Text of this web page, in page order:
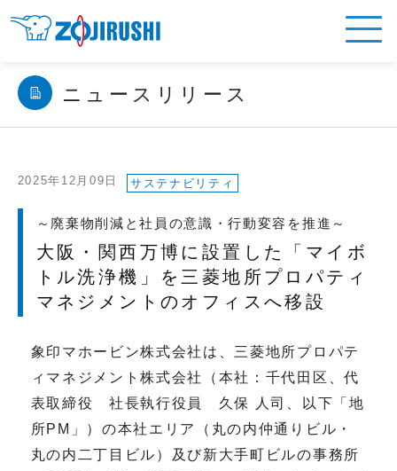
ニュースリリース
2025年12月09日 サステナビリティ
～廃棄物削減と社員の意識・行動変容を推進～
大阪・関西万博に設置した「マイボ
トル洗浄機」を三菱地所プロパティ
マネジメントのオフィスへ移設
象印マホービン株式会社は、三菱地所プロパテ
ィマネジメント株式会社（本社：千代田区、代
表取締役 社長執行役員 久保 人司、以下「地
所PM」）の本社エリア（丸の内仲通りビル・
丸の内二丁目ビル）及び新大手町ビルの事務所